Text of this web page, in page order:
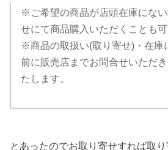
※ご希望の商品が店頭在庫にな
せにて商品購入いただくことも可
※商品の取扱い(取り寄せ)・在庫
前に販売店までお問合せいただ
たします。
とあったのでお取り寄せすれば取